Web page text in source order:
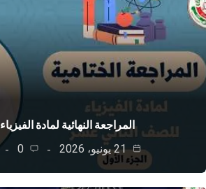
المراجعة النهائية لمادة الفيزياء لصف…
0
44